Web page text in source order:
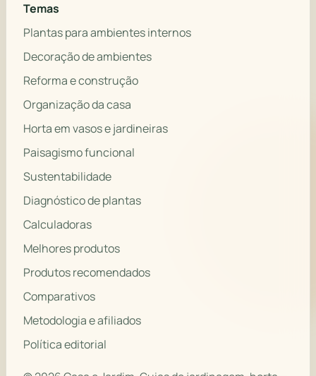
Temas
Plantas para ambientes internos
Decoração de ambientes
Reforma e construção
Organização da casa
Horta em vasos e jardineiras
Paisagismo funcional
Sustentabilidade
Diagnóstico de plantas
Calculadoras
Melhores produtos
Produtos recomendados
Comparativos
Metodologia e afiliados
Política editorial